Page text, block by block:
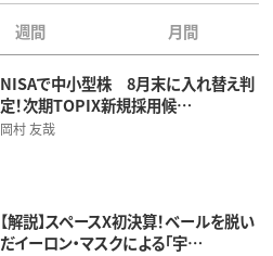
週間 月間
NISAで中小型株 8月末に入れ替え判
定！次期TOPIX新規採用候…
岡村 友哉
【解説】スペースX初決算！ベールを脱い
だイーロン・マスクによる「宇…